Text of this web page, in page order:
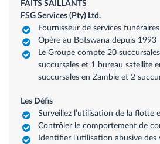
FAITS SAILLANTS
FSG Services (Pty) Ltd.
Fournisseur de services funéraires
Opère au Botswana depuis 1993
Le Groupe compte 20
succursales et 1 bureau satellite
succursales en Zambie et 2
Les Défis
Surveillez l’utilisation de la flotte
Contrôler le comportement de
Identifier l’utilisation abusive des